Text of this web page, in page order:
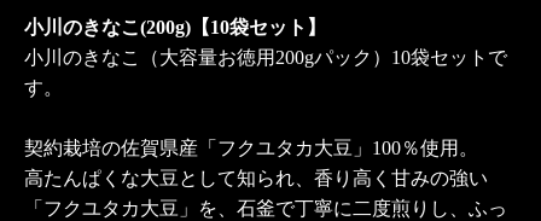
小川のきなこ(200g)【10袋セット】
小川のきなこ（大容量お徳用200gパック）10袋セットで
す。
契約栽培の佐賀県産「フクユタカ大豆」100％使用。
高たんぱくな大豆として知られ、香り高く甘みの強い
「フクユタカ大豆」を、石釜で丁寧に二度煎りし、ふっ